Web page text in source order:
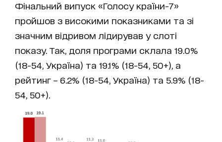
Фінальний випуск «Голосу країни-7»
пройшов з високими показниками та зі
значним відривом лідирував у слоті
показу. Так, доля програми склала 19.0%
(18-54, Україна) та 19.1% (18-54, 50+), а
рейтинг – 6.2% (18-54, Україна) та 5.9% (18-
54, 50+).